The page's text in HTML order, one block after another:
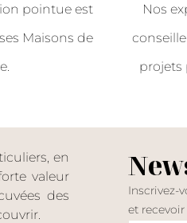
pointue est
Maisons de
Nos
projets
en
valeur
des
Inscrivez-
et